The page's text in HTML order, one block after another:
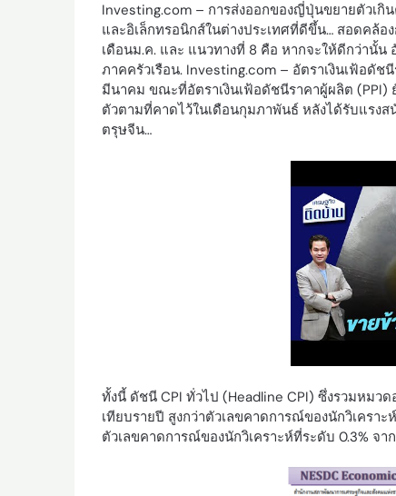
Investing.com – การส่งออกของญี่ปุ่นขยายตัวเกิ
และอิเล็กทรอนิกส์ในต่างประเทศที่ดีขึ้น… สอดคล้อ
เดือนม.ค. และ แนวทางที่ 8 คือ หากจะให้ดีกว่านั้น
ภาคครัวเรือน. Investing.com – อัตราเงินเฟ้อดั
มีนาคม ขณะที่อัตราเงินเฟ้อดัชนีราคาผู้ผลิต (PPI)
ตัวตามที่คาดไว้ในเดือนกุมภาพันธ์ หลังได้รับแรง
ตรุษจีน…
ทั้งนี้ ดัชนี CPI ทั่วไป (Headline CPI) ซึ่งรวมหมว
เทียบรายปี สูงกว่าตัวเลขคาดการณ์ของนักวิเคราะ
ตัวเลขคาดการณ์ของนักวิเคราะห์ที่ระดับ 0.3% จา